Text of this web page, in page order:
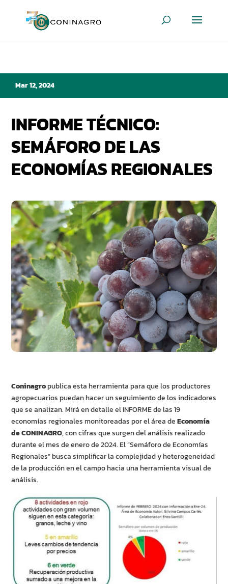
Mar 12, 2024
INFORME TÉCNICO:
SEMÁFORO DE LAS
ECONOMÍAS REGIONALES
Coninagropublica esta herramienta para que los productores
agropecuarios puedan hacer un seguimiento de los indicadores
que se analizan. Mirá en detalle el INFORME de las 19
economías regionales monitoreadas por el área deEconomía
de CONINAGRO, con cifras que surgen del análisis realizado
durante el mes de enero de 2024. El “Semáforo de Economías
Regionales” busca simplificar la complejidad y heterogeneidad
de la producción en el campo hacia una herramienta visual de
análisis.